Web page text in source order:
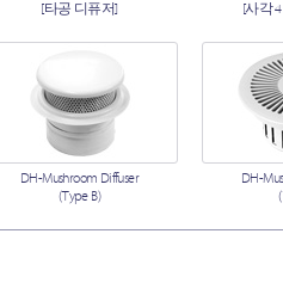
[타공 디퓨저] [사각
DH-Mushroom Diffuser
(Type B)
DH-